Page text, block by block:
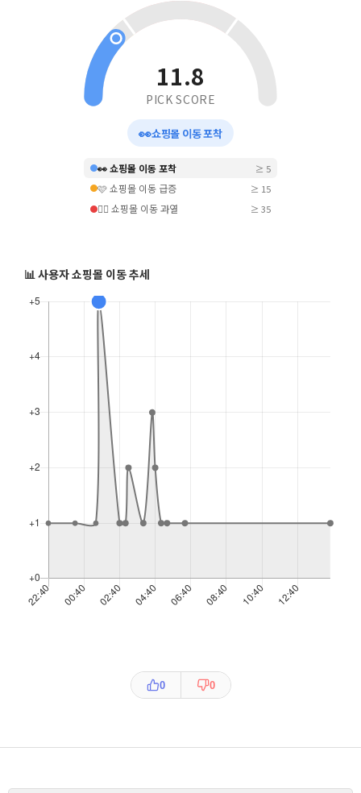
11.8
PICK SCORE
👀쇼핑몰 이동 포착
👀 쇼핑몰 이동 포착 ≥ 5
🩷 쇼핑몰 이동 급증 ≥ 15
❤️‍🔥 쇼핑몰 이동 과열 ≥ 35
📊 사용자 쇼핑몰 이동 추세
0 0